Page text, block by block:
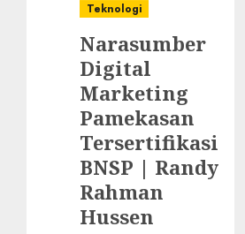
Teknologi
Narasumber
Digital
Marketing
Pamekasan
Tersertifikasi
BNSP | Randy
Rahman
Hussen